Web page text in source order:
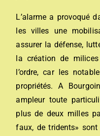
L’alarme a provoqué
les villes une
assurer la défense,
la création de
l’ordre, car les
propriétés. A
ampleur toute
plus de deux milles
faux, de tridents»